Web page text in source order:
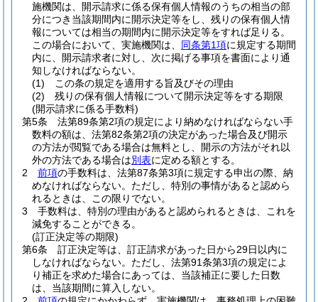
施機関は、開示請求に係る保有個人情報のうちの相当の部
分につき当該期間内に開示決定等をし、残りの保有個人情
報については相当の期間内に開示決定等をすれば足りる。
この場合において、実施機関は、 同条第1項に規定する期間
内に、開示請求者に対し、次に掲げる事項を書面により通
知しなければならない。
(1)
この条の規定を適用する旨及びその理由
(2)
残りの保有個人情報について開示決定等をする期限
(開示請求に係る手数料)
第5条
法第89条第2項の規定により納めなければならない手
数料の額は、法第82条第2項の決定があった場合及び開示
の方法が閲覧である場合は無料とし、開示の方法がそれ以
外の方法である場合は別表に定める額とする。
2
前項の手数料は、法第87条第3項に規定する申出の際、納
めなければならない。 ただし、特別の事情があると認めら
れるときは、この限りでない。
3
手数料は、特別の理由があると認められるときは、これを
減免することができる。
(訂正決定等の期限)
第6条
訂正決定等は、訂正請求があった日から29日以内に
しなければならない。 ただし、法第91条第3項の規定によ
り補正を求めた場合にあっては、当該補正に要した日数
は、当該期間に算入しない。